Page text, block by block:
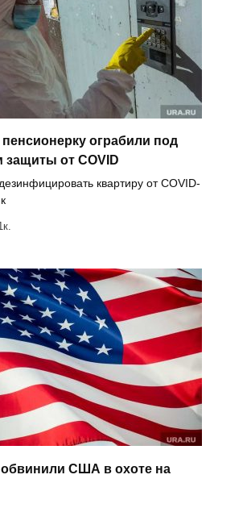
ограбили под
защиты от COVID
квартиру от COVID-
США в охоте на